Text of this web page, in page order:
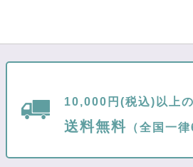
10,000円(税込)以上
送料無料 （全国一